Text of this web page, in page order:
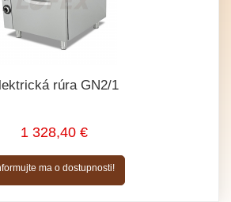
rúra GN2/1
1 328,40 €
ma o dostupnosti!